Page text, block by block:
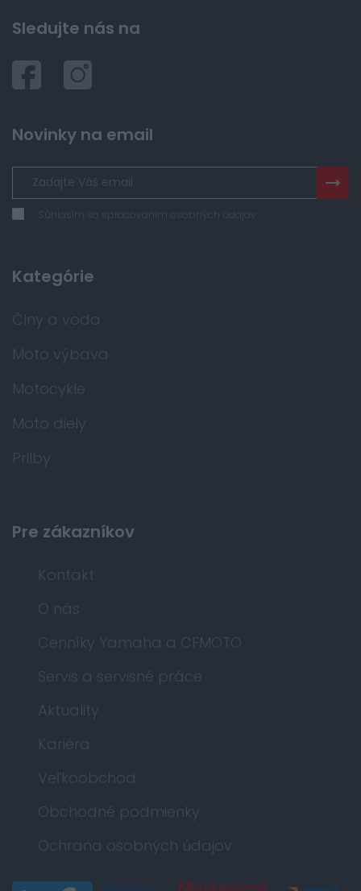
Sledujte nás na
Novinky na email
Súhlasím so spracovaním osobných údajov
Kategórie
Člny a voda
Moto výbava
Motocykle
Moto diely
Prilby
Pre zákazníkov
Kontakt
O nás
Cenníky Yamaha a CFMOTO
Servis a servisné práce
Aktuality
Kariéra
Veľkoobchod
Obchodné podmienky
Ochrana osobných údajov